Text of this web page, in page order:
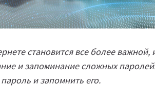
становится все более важной,
и запоминание сложных
и запомнить его.